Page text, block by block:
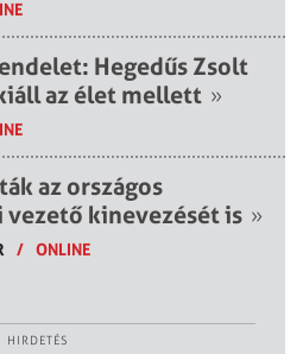
Hegedűs Zsolt
az élet mellett »
az országos
vezető kinevezését is »
/ ONLINE
HIRDETÉS